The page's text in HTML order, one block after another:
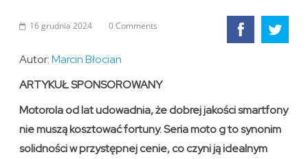
16 grudnia 2024 0 Comments
Autor:Marcin Błocian
ARTYKUŁ SPONSOROWANY
Motorola od lat udowadnia, że dobrej jakości smartfony
nie muszą kosztować fortuny. Seria moto g to synonim
solidności w przystępnej cenie, co czyni ją idealnym